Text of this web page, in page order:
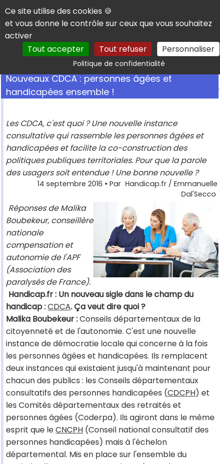
Panneau de gestion des cookies
Ce site utilise des cookies 🍪
et vous donne le contrôle sur ceux que vous souhaitez
activer
Tout accepter
Tout refuser Personnaliser
Politique de confidentialitéRechercher
Nouveaux CDCA : personnes âgées et
handicapées ensemble !
Les CDCA, c'est quoi ? Une nouvelle instance
consultative qui rassemble les personnes âgées et
handicapées et facilite la co-construction des
politiques publiques territoriales. Pour que la parole
des usagers soit entendue ! Une bonne nouvelle ?
14 septembre 2016 • Par Handicap.fr / Emmanuelle
Dal'Secco
Réponses de Malika
Boubekeur, conseillère
nationale
compensation et
autonomie de l'APF
(Association des
paralysés de France).
Handicap.fr : Un nouveau sigle dans le champ du
handicap :CDCA. Ça veut dire quoi ?
Malika Boubekeur :Conseils départementaux de la
citoyenneté et de l'autonomie. C'est une nouvelle
instance de démocratie locale qui concerne à la fois
les personnes âgées et handicapées. Ils remplacent
deux instances qui existaient jusqu'à maintenant pour
chacun des publics : les Conseils départementaux
consultatifs des personnes handicapées (CDCPH) et
les Comités départementaux des retraités et
personnes âgées (Coderpa). Ils agiront dans le même
esprit que leCNCPH (Conseil national consultatif des
personnes handicapées) mais à l'échelon
départemental. Mis en place sur l'ensemble du